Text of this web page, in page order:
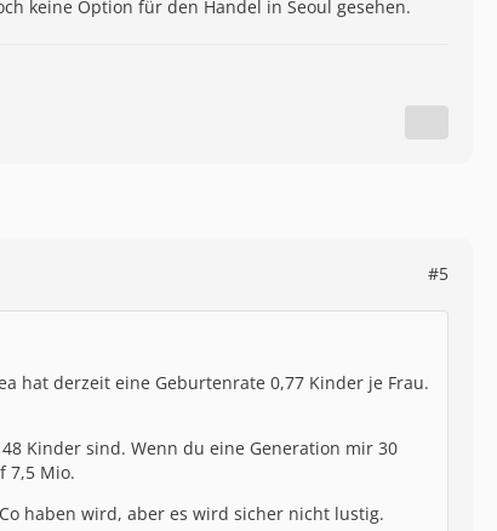
keine Option für den Handel in Seoul gesehen.
#5
hat derzeit eine Geburtenrate 0,77 Kinder je Frau.
Kinder sind. Wenn du eine Generation mir 30
7,5 Mio.
haben wird, aber es wird sicher nicht lustig.